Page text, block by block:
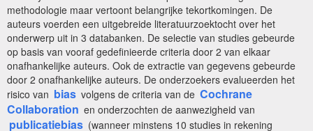
methodologie maar vertoont belangrijke tekortkomingen. De
auteurs voerden een uitgebreide literatuurzoektocht over het
onderwerp uit in 3 databanken. De selectie van studies gebeurde
op basis van vooraf gedefinieerde criteria door 2 van elkaar
onafhankelijke auteurs. Ook de extractie van gegevens gebeurde
door 2 onafhankelijke auteurs. De onderzoekers evalueerden het
risico van bias volgens de criteria van de Cochrane
Collaboration en onderzochten de aanwezigheid van
publicatiebias (wanneer minstens 10 studies in rekening